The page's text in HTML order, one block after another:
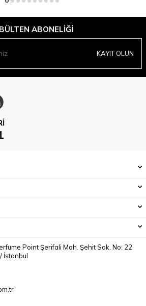
ABONELIĞI
KAYIT OLUN
Point Şerifali Mah. Şehit Sok. No: 22
İstanbul